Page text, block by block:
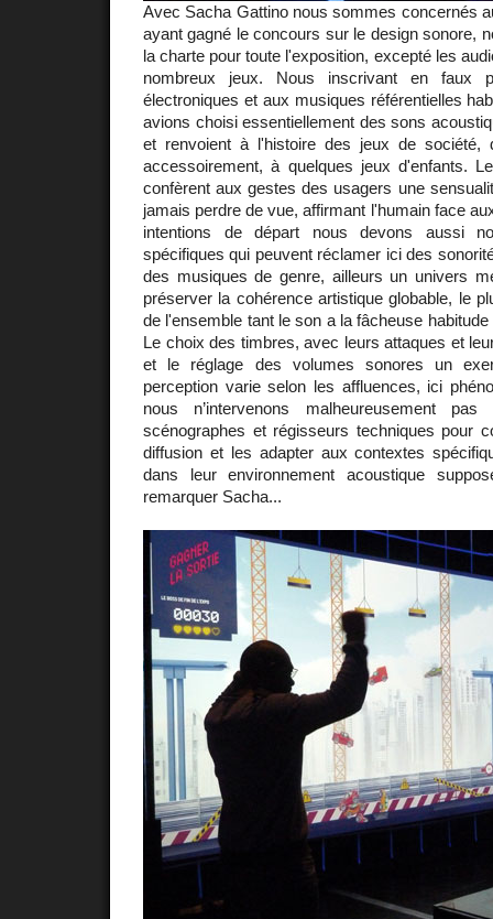
Avec Sacha Gattino nous sommes concernés
ayant gagné le concours sur le design sonore,
la charte pour toute l'exposition, excepté les
nombreux jeux. Nous inscrivant en faux
électroniques et aux musiques référentielles
avions choisi essentiellement des sons
et renvoient à l'histoire des jeux de société,
accessoirement, à quelques jeux d'enfants.
confèrent aux gestes des usagers une
jamais perdre de vue, affirmant l'humain face
intentions de départ nous devons aussi
spécifiques qui peuvent réclamer ici des
des musiques de genre, ailleurs un univers
préserver la cohérence artistique globable, le
de l'ensemble tant le son a la fâcheuse
Le choix des timbres, avec leurs attaques et
et le réglage des volumes sonores un
perception varie selon les affluences, ici
nous n’intervenons malheureusement
scénographes et régisseurs techniques pour
diffusion et les adapter aux contextes
dans leur environnement acoustique
remarquer Sacha...